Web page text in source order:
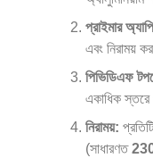
প্রাইমার
এবং নিরাময়
পিভিডিএফ
একাধিক
নিরাময়:
(সাধারণত